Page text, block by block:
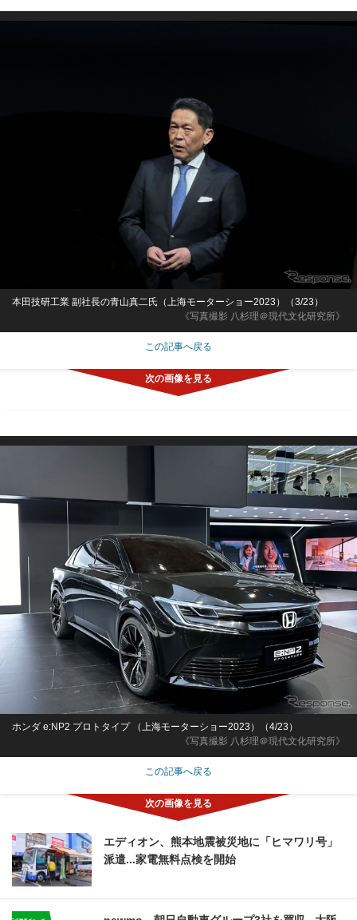
《写真撮影 八杉理＠現代文化研究所》
本田技研工業 副社長の青山真二氏（上海モーターショー2023）（3/23）
この記事へ戻る
《写真撮影 八杉理＠現代文化研究所》
ホンダ e:NP2 プロトタイプ （上海モーターショー2023）（4/23）
この記事へ戻る
エディオン、熊本地震被災地に「ヒマワリ号」
派遣...家電無料点検を開始